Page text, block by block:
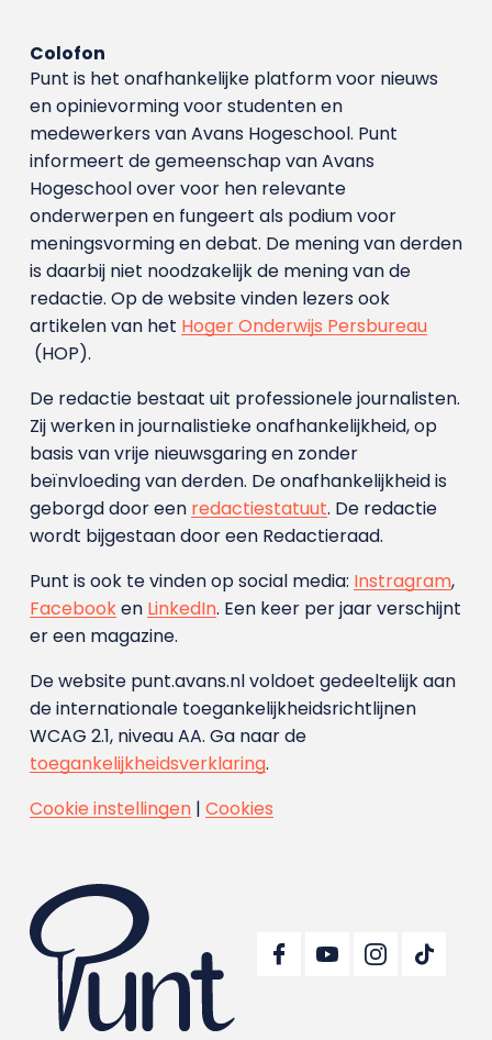
Colofon
Punt is het onafhankelijke platform voor nieuws
en opinievorming voor studenten en
medewerkers van Avans Hoge­school. Punt
informeert de gemeenschap van Avans
Hogeschool over voor hen relevante
onderwerpen en fungeert als podium voor
meningsvorming en debat. De mening van derden
is daarbij niet noodzakelijk de mening van de
redactie. Op de website vinden lezers ook
artikelen van het Hoger Onderwijs Persbureau
(HOP).
De redactie bestaat uit professionele journalisten.
Zij werken in journalistieke onafhankelijkheid, op
basis van vrije nieuwsgaring en zonder
beïnvloeding van derden. De onafhankelijkheid is
geborgd door een redactiestatuut. De redactie
wordt bijgestaan door een Redactieraad.
Punt is ook te vinden op social media: Instragram,
Facebooken LinkedIn. Een keer per jaar verschijnt
er een magazine.
De website punt.avans.nl voldoet gedeeltelijk aan
de internationale toegankelijkheidsrichtlijnen
WCAG 2.1, niveau AA. Ga naar de
toegankelijkheidsverklaring.
Cookie instellingen| Cookies